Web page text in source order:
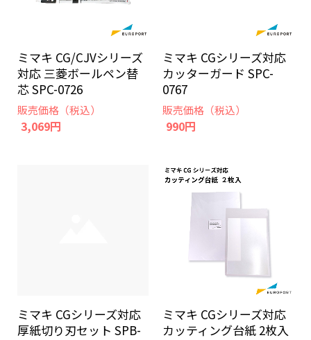
ミマキ CG/CJVシリーズ
対応 三菱ボールペン替
芯 SPC-0726
販売価格（税込）
3,069円
ミマキ CGシリーズ対応
カッターガード SPC-
0767
販売価格（税込）
990円
ミマキ CGシリーズ対応
厚紙切り刃セット SPB-
ミマキ CGシリーズ対応
カッティング台紙 2枚入